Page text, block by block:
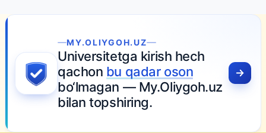
MY.OLIYGOH.UZ
Universitetga kirish hech
qachon bu qadar oson
bo‘lmagan — My.Oliygoh.uz
bilan topshiring.